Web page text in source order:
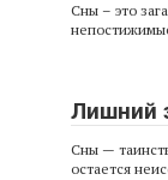
Сны – это
Лишний
Сны —
остается